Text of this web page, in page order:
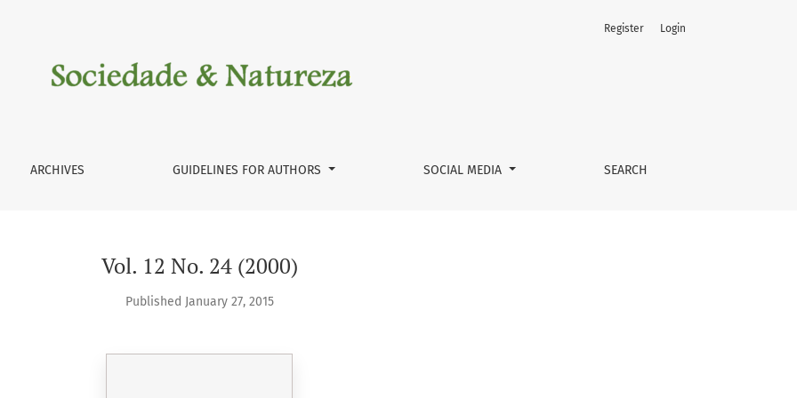
ARCHIVES GUIDELINES FOR AUTHORS SOCIAL MEDIA SEARCH
Register Login
Vol. 12 No. 24 (2000)
Published January 27, 2015